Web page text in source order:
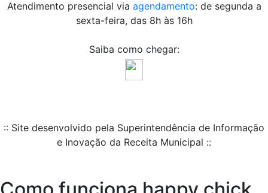
Atendimento presencial via agendamento: de segunda a
sexta-feira, das 8h às 16h
Saiba como chegar:
:: Site desenvolvido pela Superintendência de Informação
e Inovação da Receita Municipal ::